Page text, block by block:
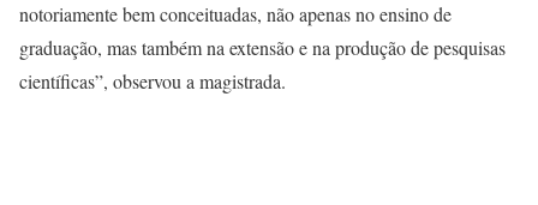
notoriamente bem conceituadas, não apenas no ensino de
graduação, mas também na extensão e na produção de pesquisas
científicas”, observou a magistrada.